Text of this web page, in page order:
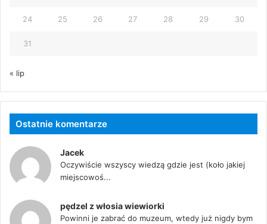
24 25 26 27 28 29 30
31
« lip
Ostatnie komentarze
Jacek
Oczywiście wszyscy wiedzą gdzie jest (koło jakiej
miejscowoś...
pędzel z włosia wiewiorki
Powinni je zabrać do muzeum, wtedy już nigdy bym